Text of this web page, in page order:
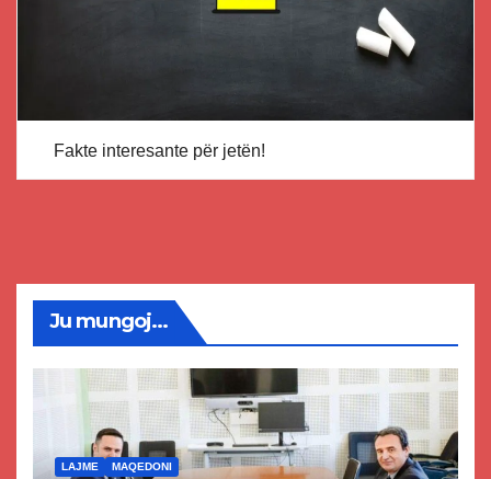
Fakte interesante për jetën!
Ju mungoj...
LAJME MAQEDONI